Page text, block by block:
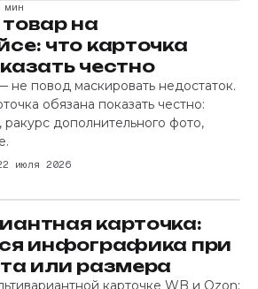
мин
на
что карточка
честно
повод маскировать недостаток.
обязана показать честно:
дополнительного фото,
июля 2026
карточка:
инфографика при
или размера
карточке WB и Ozon: